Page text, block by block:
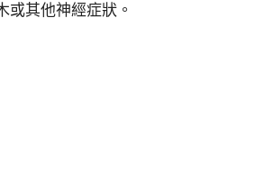
或其他神經症狀。